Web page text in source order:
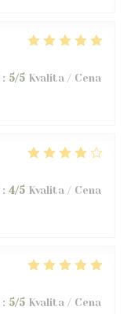
: 5/5 Kvalita / Cena
: 4/5 Kvalita / Cena
: 5/5 Kvalita / Cena